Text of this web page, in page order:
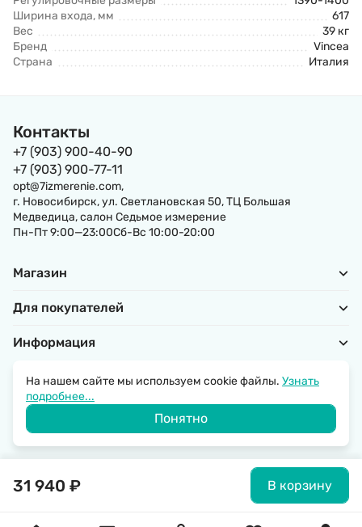
31 940 ₽ В корзину
Ширина входа, мм
617
Вес
39 кг
Бренд
Vincea
Страна
Италия
Контакты
+7 (903) 900-40-90
+7 (903) 900-77-11
opt@7izmerenie.com,
г. Новосибирск, ул. Светлановская 50, ТЦ Большая
Медведица, салон Седьмое измерение
Пн-Пт 9:00—23:00Сб-Вс 10:00-20:00
Магазин
Для покупателей
Информация
© 2026 SantechRussia.
Политика обработки персональных данных
На нашем сайте мы используем cookie файлы. Узнать
подробнее...
Понятно